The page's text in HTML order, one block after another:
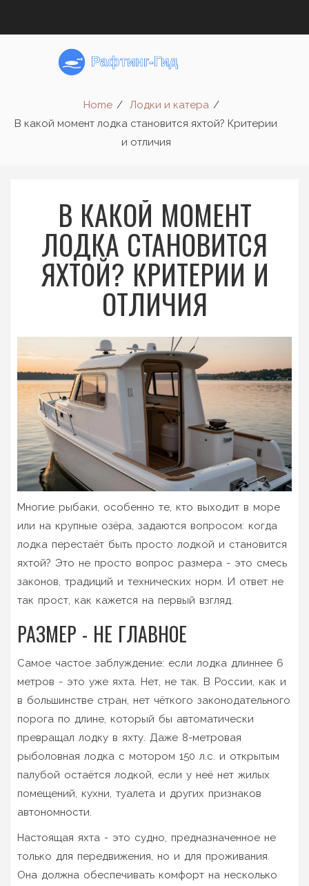
Home
Лодки и катера
В какой момент лодка становится яхтой? Критерии
и отличия
В КАКОЙ МОМЕНТ
ЛОДКА СТАНОВИТСЯ
ЯХТОЙ? КРИТЕРИИ И
ОТЛИЧИЯ
Многие рыбаки, особенно те, кто выходит в море
или на крупные озёра, задаются вопросом: когда
лодка перестаёт быть просто лодкой и становится
яхтой? Это не просто вопрос размера - это смесь
законов, традиций и технических норм. И ответ не
так прост, как кажется на первый взгляд.
РАЗМЕР - НЕ ГЛАВНОЕ
Самое частое заблуждение: если лодка длиннее 6
метров - это уже яхта. Нет, не так. В России, как и
в большинстве стран, нет чёткого законодательного
порога по длине, который бы автоматически
превращал лодку в яхту. Даже 8-метровая
рыболовная лодка с мотором 150 л.с. и открытым
палубой остаётся лодкой, если у неё нет жилых
помещений, кухни, туалета и других признаков
автономности.
Настоящая яхта - это судно, предназначенное не
только для передвижения, но и для проживания.
Она должна обеспечивать комфорт на несколько